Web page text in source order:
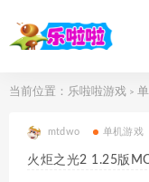
当前位置： 乐啦啦游戏 >
mtdwo 单机游戏
火炬之光2 1.25版